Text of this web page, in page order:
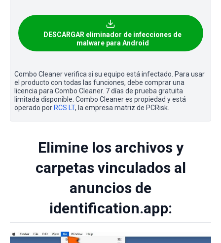
DESCARGAR eliminador de infecciones de
malware para Android
Combo Cleaner verifica si su equipo está infectado. Para usar
el producto con todas las funciones, debe comprar una
licencia para Combo Cleaner. 7 días de prueba gratuita
limitada disponible. Combo Cleaner es propiedad y está
operado por RCS LT, la empresa matriz de PCRisk.
Elimine los archivos y
carpetas vinculados al
anuncios de
identification.app: